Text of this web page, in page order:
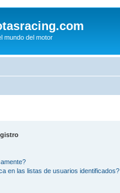
mundo del motor
en las listas de usuarios identificados?